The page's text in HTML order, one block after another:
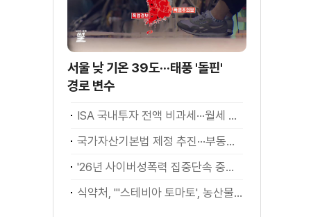
서울 낮 기온 39도···태풍 '돌핀'
경로 변수
ISA 국내투자 전액 비과세···월세 세액공제 확대
국가자산기본법 제정 추진···부동산·주식 등 통합 관리
'26년 사이버성폭력 집중단속 중간성과 발표···향후 추진계획은?
식약처, "'스테비아 토마토', 농산물 아닌 가공식품"